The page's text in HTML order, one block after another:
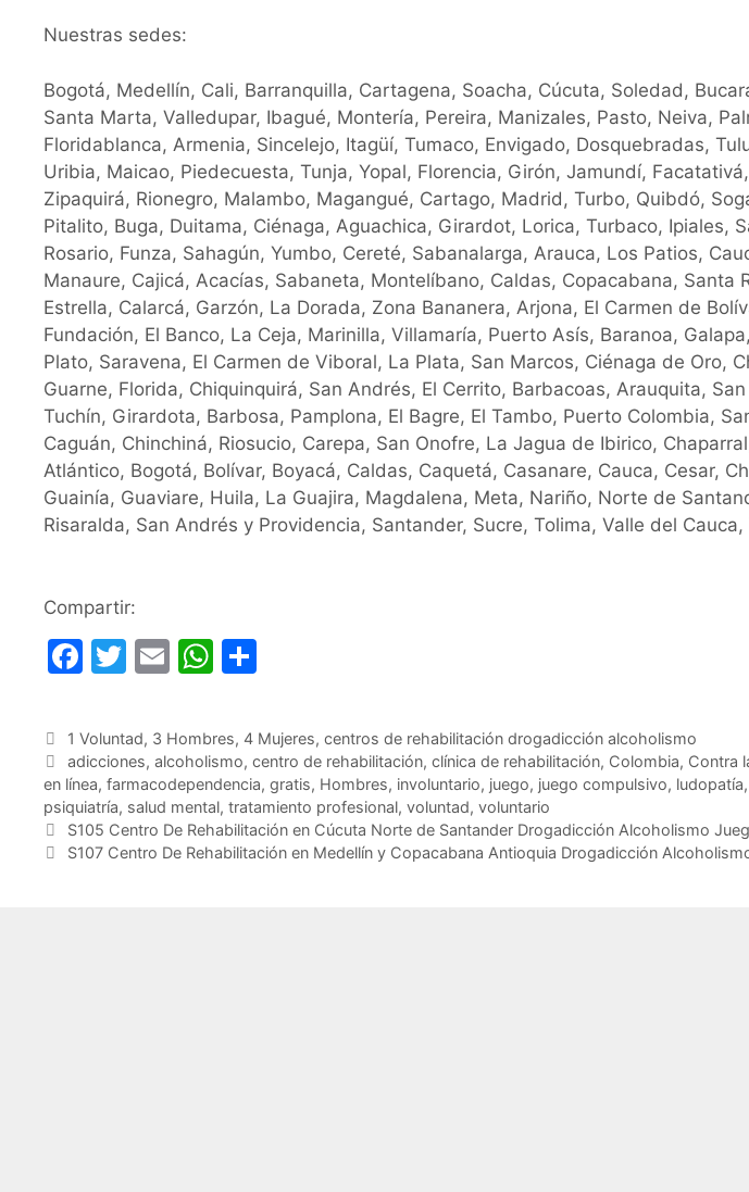
Nuestras sedes:
Bogotá, Medellín, Cali, Barranquilla, Cartagena, Soacha, Cúcuta, Soledad,
Santa Marta, Valledupar, Ibagué, Montería, Pereira, Manizales, Pasto, Neiva,
Floridablanca, Armenia, Sincelejo, Itagüí, Tumaco, Envigado, Dosquebradas,
Uribia, Maicao, Piedecuesta, Tunja, Yopal, Florencia, Girón, Jamundí,
Zipaquirá, Rionegro, Malambo, Magangué, Cartago, Madrid, Turbo, Quibdó,
Pitalito, Buga, Duitama, Ciénaga, Aguachica, Girardot, Lorica, Turbaco, Ipiales,
Rosario, Funza, Sahagún, Yumbo, Cereté, Sabanalarga, Arauca, Los Patios,
Manaure, Cajicá, Acacías, Sabaneta, Montelíbano, Caldas, Copacabana, Santa
Estrella, Calarcá, Garzón, La Dorada, Zona Bananera, Arjona, El Carmen de
Fundación, El Banco, La Ceja, Marinilla, Villamaría, Puerto Asís, Baranoa,
Plato, Saravena, El Carmen de Viboral, La Plata, San Marcos, Ciénaga de Oro,
Guarne, Florida, Chiquinquirá, San Andrés, El Cerrito, Barbacoas, Arauquita,
Tuchín, Girardota, Barbosa, Pamplona, El Bagre, El Tambo, Puerto Colombia,
Caguán, Chinchiná, Riosucio, Carepa, San Onofre, La Jagua de Ibirico,
Atlántico, Bogotá, Bolívar, Boyacá, Caldas, Caquetá, Casanare, Cauca, Cesar,
Guainía, Guaviare, Huila, La Guajira, Magdalena, Meta, Nariño, Norte de
Risaralda, San Andrés y Providencia, Santander, Sucre, Tolima, Valle del
Compartir:
F
c
e
b
o
o
T
itt
er
E
ai
l
W
at
s
A
p
p
m
p
ar
tir
Categorías
1 Voluntad, 3 Hombres, 4 Mujeres, centros de rehabilitación drogadicción alcoholismo
Etiquetas
adicciones, alcoholismo, centro de rehabilitación, clínica de rehabilitación, Colombia, Contra
en línea, farmacodependencia, gratis, Hombres, involuntario, juego, juego compulsivo, ludopatía,
psiquiatría, salud mental, tratamiento profesional, voluntad, voluntario
S105 Centro De Rehabilitación en Cúcuta Norte de Santander Drogadicción Alcoholismo
S107 Centro De Rehabilitación en Medellín y Copacabana Antioquia Drogadicción